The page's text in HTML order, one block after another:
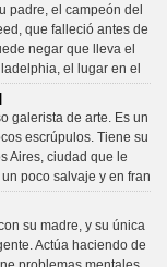
padre, el campeón del
que falleció antes de
negar que lleva el
el lugar en el
galerista de arte. Es un
escrúpulos. Tiene su
Aires, ciudad que le
poco salvaje y en fran
su madre, y su única
Actúa haciendo de